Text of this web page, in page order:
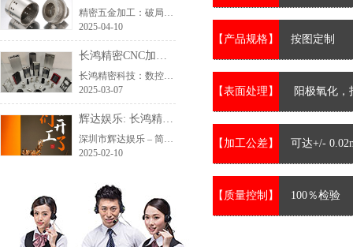
精密五金加工：破局关税战，长鸿精密科技在精密五金加工行业中突围
2025-04-10
长鸿精密CNC加工厂家五金定制加工-铝件加工铝壳定制
长鸿精密科技：数控精密加工领域的当然之选/长鸿精密科技，始终致力于为客户提供卓越的解决方案，助力企业实现精密制造的无限可能。
2025-03-07
辉达娱乐: 长鸿精密科技2025年开工大吉
深圳市辉达娱乐 – 简单注册,畅享丰富娱乐内容,安全保障 - pghd：CNC加工，五金件定制加工，新年开工大吉，携手共创新辉煌！
2025-02-10
【产品规格】 按图定制
【表面处理】 阳极氧化
【加工公差】 可达+/-
【质量控制】 100％检验